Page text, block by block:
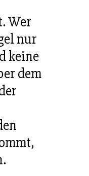
Wer
nur
keine
dem